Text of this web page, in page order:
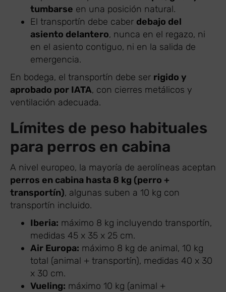
tumbarse en una posición natural.
El transportín debe caber debajo del
asiento delantero, nunca en el regazo, ni
en el asiento contiguo, ni en la salida de
emergencia.
En bodega, el transportín debe ser rigido y
aprobado por IATA, con cierres metálicos y
ventilación adecuada.
Límites de peso habituales
para perros en cabina
A nivel europeo, la mayoría de aerolíneas aceptan
perros en cabina hasta 8 kg (perro +
transportín), algunas suben a 10 kg con
transportín incluido.
Iberia: máximo 8 kg incluyendo transportín,
medidas 45 x 35 x 25 cm.
Air Europa: máximo 8 kg de animal, 10 kg
total (animal + transportín), medidas 40 x 30
x 30 cm.
Vueling: máximo 10 kg (animal +